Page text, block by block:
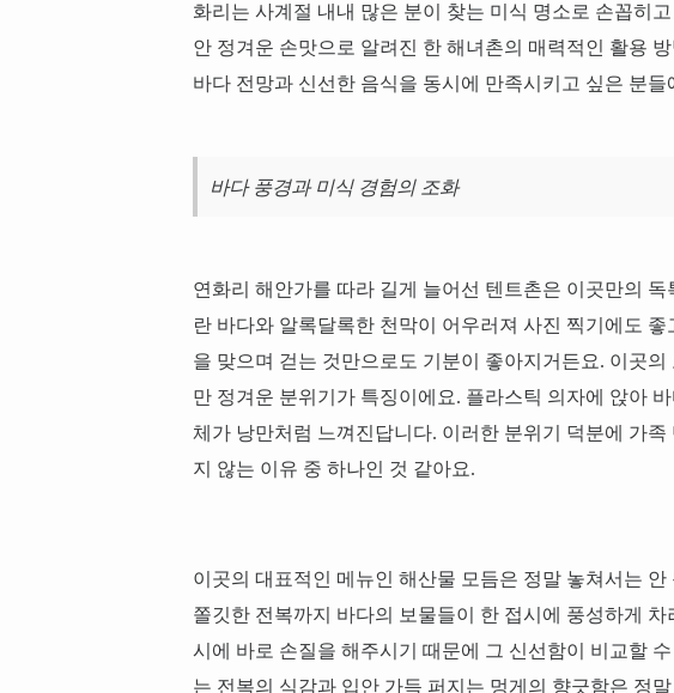
화리는 사계절 내내 많은 분이 찾는 미식 명소로 손꼽히
안 정겨운 손맛으로 알려진 한 해녀촌의 매력적인 활용
바다 전망과 신선한 음식을 동시에 만족시키고 싶은 분
바다 풍경과 미식 경험의 조화
연화리 해안가를 따라 길게 늘어선 텐트촌은 이곳만의
란 바다와 알록달록한 천막이 어우러져 사진 찍기에도
을 맞으며 걷는 것만으로도 기분이 좋아지거든요. 이곳
만 정겨운 분위기가 특징이에요. 플라스틱 의자에 앉아
체가 낭만처럼 느껴진답니다. 이러한 분위기 덕분에 가족
지 않는 이유 중 하나인 것 같아요.
이곳의 대표적인 메뉴인 해산물 모듬은 정말 놓쳐서는
쫄깃한 전복까지 바다의 보물들이 한 접시에 풍성하게
시에 바로 손질을 해주시기 때문에 그 신선함이 비교할
는 전복의 식감과 입안 가득 퍼지는 멍게의 향긋함은 정